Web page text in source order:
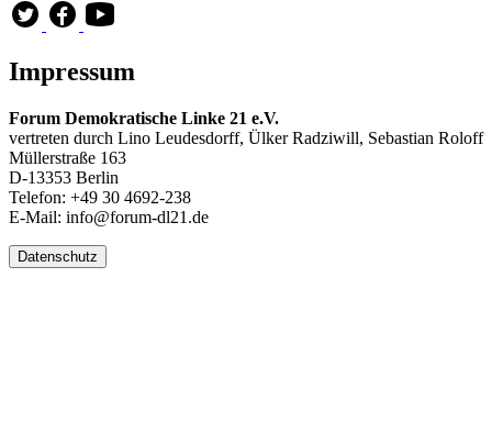
Impressum
Forum Demokratische Linke 21 e.V.
vertreten durch Lino Leudesdorff, Ülker Radziwill, Sebastian Roloff
Müllerstraße 163
D-13353 Berlin
Telefon: +49 30 4692-238
E-Mail: info@forum-dl21.de
Datenschutz